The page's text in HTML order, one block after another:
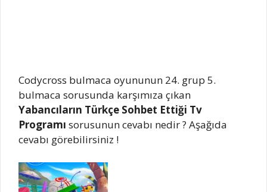
Codycross bulmaca oyununun 24. grup 5.
bulmaca sorusunda karşımıza çıkan
Yabancıların Türkçe Sohbet Ettiği Tv
Programı sorusunun cevabı nedir ? Aşağıda
cevabı görebilirsiniz !